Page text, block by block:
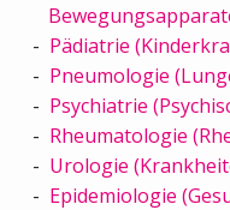
Pädiatrie
Pneumologie
Psychiatrie
Rheumatologie
Urologie
Epidemiologie